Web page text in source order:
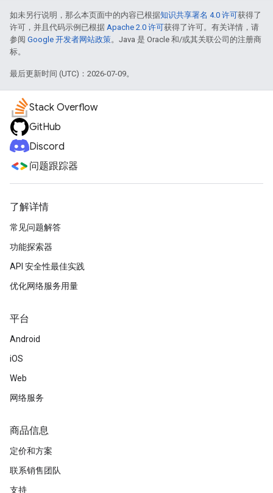
如未另行说明，那么本页面中的内容已根据知识共享署名 4.0 许可获得了
许可，并且代码示例已根据 Apache 2.0 许可获得了许可。有关详情，请
参阅 Google 开发者网站政策。Java 是 Oracle 和/或其关联公司的注册商
标。
最后更新时间 (UTC)：2026-07-09。
Stack Overflow
GitHub
Discord
问题跟踪器
了解详情
常见问题解答
功能探索器
API 安全性最佳实践
优化网络服务用量
平台
Android
iOS
Web
网络服务
商品信息
定价和方案
联系销售团队
支持